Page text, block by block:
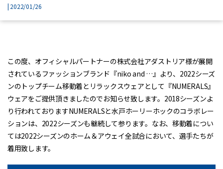
| 2022/01/26
この度、オフィシャルパートナーの株式会社アダストリア様が展開
されているファッションブランド『niko and …』より、2022シーズ
ンのトップチーム移動着とリラックスウェアとして『NUMERALS』
ウェアをご提供頂きましたのでお知らせ致します。2018シーズンよ
り行われておりますNUMERALSと水戸ホーリーホックのコラボレー
ションは、2022シーズンも継続して参ります。なお、移動着につい
ては2022シーズンのホーム＆アウェイ全試合において、選手たちが
着用致します。